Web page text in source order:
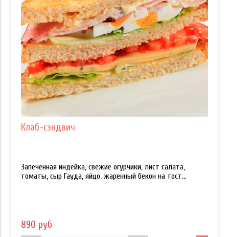
Клаб-сэндвич
Запеченная индейка, свежие огурчики, лист салата,
томаты, сыр Гауда, яйцо, жаренный бекон на тост...
890 руб